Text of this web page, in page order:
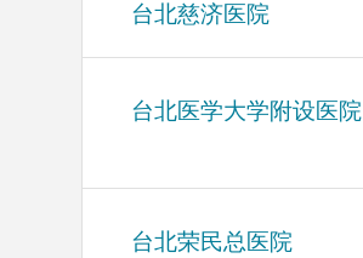
台北慈济医院
台北医学大学附设医院
台北荣民总医院